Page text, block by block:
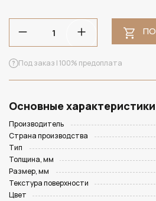
Под заказ | 100% предоплата
Основные
Производитель
Страна производства
Тип
Толщина, мм
Размер, мм
Текстура поверхности
Цвет